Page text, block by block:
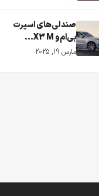
صندلی‌های اسپرت
بی‌ام‌و X3 M...
مارس 19, 2025